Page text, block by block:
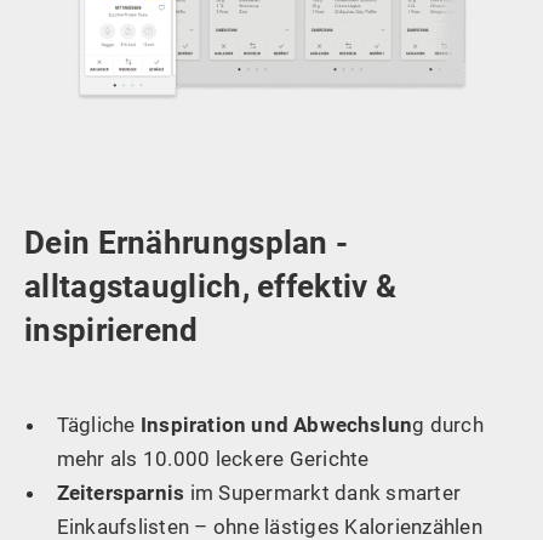
Dein Ernährungsplan -
alltagstauglich, effektiv &
inspirierend
Tägliche Inspiration und Abwechslung durch
mehr als 10.000 leckere Gerichte
Zeitersparnis im Supermarkt dank smarter
Einkaufslisten – ohne lästiges Kalorienzählen